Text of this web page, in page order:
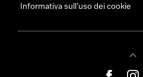
Informativa sull’uso dei cookie